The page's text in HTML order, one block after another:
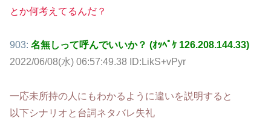
とか何考えてるんだ？
903: 名無しって呼んでいいか？ (ｵｯﾍﾟｹ 126.208.144.33)
2022/06/08(水) 06:57:49.38 ID:LikS+vPyr
一応未所持の人にもわかるように違いを説明すると
以下シナリオと台詞ネタバレ失礼